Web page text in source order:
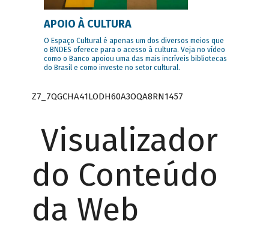
APOIO À CULTURA
O Espaço Cultural é apenas um dos diversos meios que
o BNDES oferece para o acesso à cultura. Veja no vídeo
como o Banco apoiou uma das mais incríveis bibliotecas
do Brasil e como investe no setor cultural.
Z7_7QGCHA41LODH60A3OQA8RN1457
Visualizador
do Conteúdo
da Web